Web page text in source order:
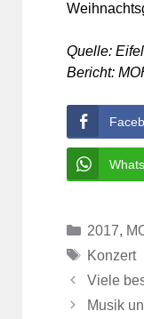
Quelle:
Bericht:
2017,
Konzert
Viele
Musik